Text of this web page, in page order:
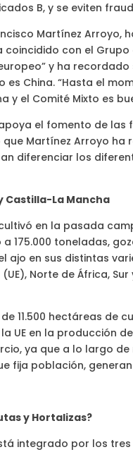
B, y se eviten
Martínez
coincidido con el
y ha
China. “Hasta el
y el Comité Mixto es
el fomento de
Martínez Arroyo
diferenciar los
Castilla-La Mancha
en la pasada
175.000 toneladas,
ajo en sus distintas
Norte de África,
11.500 hectáreas de
UE en la producción
ya que a lo largo
fija población,
y Hortalizas?
integrado por los